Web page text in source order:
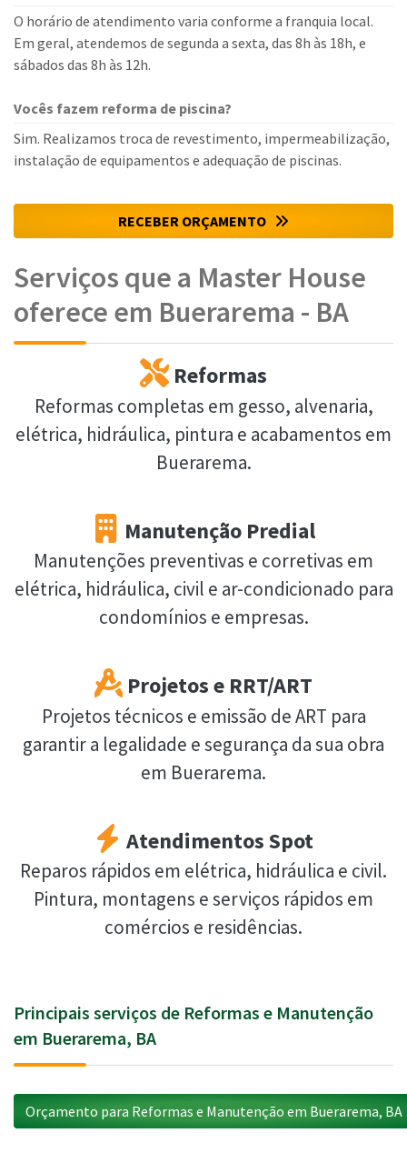
O horário de atendimento varia conforme a franquia local.
Em geral, atendemos de segunda a sexta, das 8h às 18h, e
sábados das 8h às 12h.
Vocês fazem reforma de piscina?
Sim. Realizamos troca de revestimento, impermeabilização,
instalação de equipamentos e adequação de piscinas.
RECEBER ORÇAMENTO
Serviços que a Master House
oferece em Buerarema - BA
Reformas
Reformas completas em gesso, alvenaria,
elétrica, hidráulica, pintura e acabamentos em
Buerarema.
Manutenção Predial
Manutenções preventivas e corretivas em
elétrica, hidráulica, civil e ar-condicionado para
condomínios e empresas.
Projetos e RRT/ART
Projetos técnicos e emissão de ART para
garantir a legalidade e segurança da sua obra
em Buerarema.
Atendimentos Spot
Reparos rápidos em elétrica, hidráulica e civil.
Pintura, montagens e serviços rápidos em
comércios e residências.
Principais serviços de Reformas e Manutenção
em Buerarema, BA
Orçamento para Reformas e Manutenção em Buerarema, BA